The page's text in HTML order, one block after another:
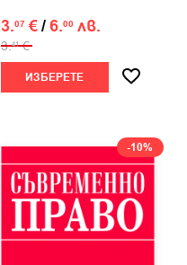
3.07 €/6.00 лв.
3.41 €
ИЗБЕРЕТЕ
-10%